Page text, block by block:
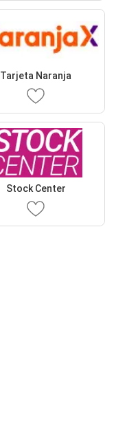
Tarjeta Naranja
Stock Center